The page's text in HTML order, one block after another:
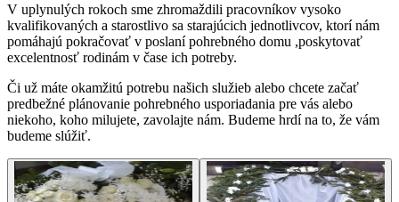
V uplynulých rokoch sme zhromaždili pracovníkov vysoko
kvalifikovaných a starostlivo sa starajúcich jednotlivcov, ktorí nám
pomáhajú pokračovať v poslaní pohrebného domu ,poskytovať
excelentnosť rodinám v čase ich potreby.
Či už máte okamžitú potrebu našich služieb alebo chcete začať
predbežné plánovanie pohrebného usporiadania pre vás alebo
niekoho, koho milujete, zavolajte nám. Budeme hrdí na to, že vám
budeme slúžiť.